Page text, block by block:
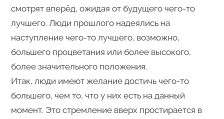
смотрят вперёд, ожидая от будущего чего-то
лучшего. Люди прошлого надеялись на
наступление чего-то лучшего, возможно,
большего процветания или более высокого,
более значительного положения.
Итак, люди имеют желание достичь чего-то
большего, чем то, что у них есть на данный
момент. Это стремление вверх простирается в